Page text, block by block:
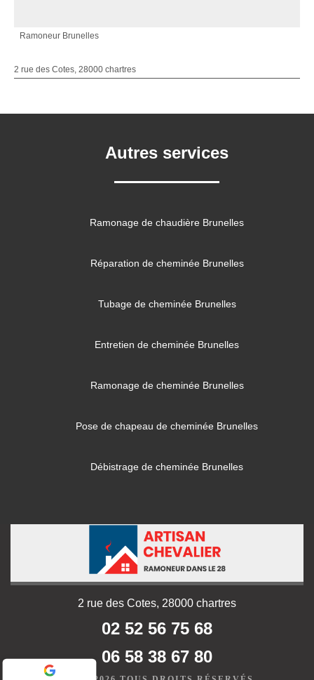
Ramoneur Brunelles
2 rue des Cotes, 28000 chartres
Autres services
Ramonage de chaudière Brunelles
Réparation de cheminée Brunelles
Tubage de cheminée Brunelles
Entretien de cheminée Brunelles
Ramonage de cheminée Brunelles
Pose de chapeau de cheminée Brunelles
Débistrage de cheminée Brunelles
2 rue des Cotes, 28000 chartres
02 52 56 75 68
06 58 38 67 80